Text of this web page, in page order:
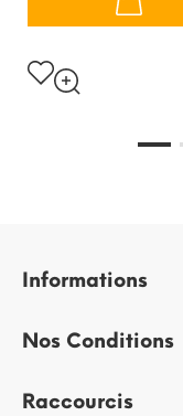
Informations
Nos Conditions
Raccourcis